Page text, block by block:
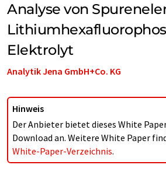
Analyse von
Elektrolyt
Analytik Jena GmbH+Co. KG
Hinweis
Der Anbieter bietet dieses White
Download an. Weitere White Paper
White-Paper-Verzeichnis.